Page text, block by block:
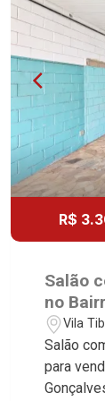
R$
Salão
no
Preto/
Vila
Salão
para